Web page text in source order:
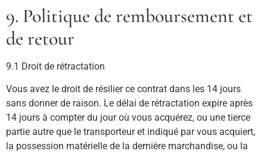
9. Politique de remboursement et
de retour
9.1 Droit de rétractation
Vous avez le droit de résilier ce contrat dans les 14 jours
sans donner de raison. Le délai de rétractation expire après
14 jours à compter du jour où vous acquérez, ou une tierce
partie autre que le transporteur et indiqué par vous acquiert,
la possession matérielle de la dernière marchandise, ou la